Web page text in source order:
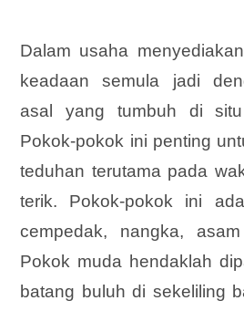
Dalam usaha
keadaan semula jadi
asal yang tumbuh di
Pokok-pokok ini penting
teduhan terutama pada
terik. Pokok-pokok ini
cempedak, nangka,
Pokok muda hendaklah
batang buluh di sekeliling